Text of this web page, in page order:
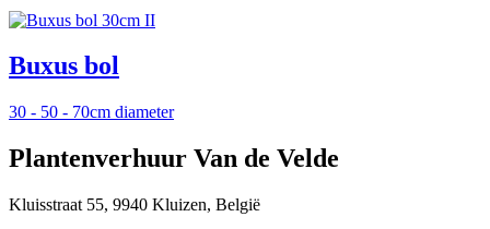
Buxus bol
30 - 50 - 70cm diameter
Plantenverhuur Van de Velde
Kluisstraat 55, 9940 Kluizen, België